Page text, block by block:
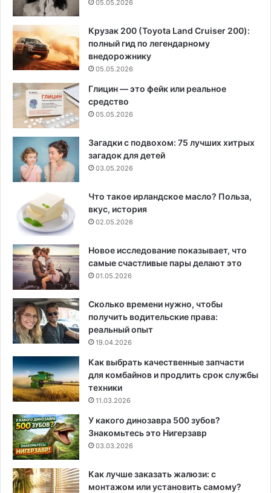
05.05.2026
Крузак 200 (Toyota Land Cruiser 200):
полный гид по легендарному
внедорожнику
05.05.2026
Глицин — это фейк или реальное
средство
05.05.2026
Загадки с подвохом: 75 лучших хитрых
загадок для детей
03.05.2026
Что такое ирландское масло? Польза,
вкус, история
02.05.2026
Новое исследование показывает, что
самые счастливые пары делают это
01.05.2026
Сколько времени нужно, чтобы
получить водительские права:
реальный опыт
19.04.2026
Как выбрать качественные запчасти
для комбайнов и продлить срок службы
техники
11.03.2026
У какого динозавра 500 зубов?
Знакомьтесь это Нигерзавр
03.03.2026
Как лучше заказать жалюзи: с
монтажом или установить самому?